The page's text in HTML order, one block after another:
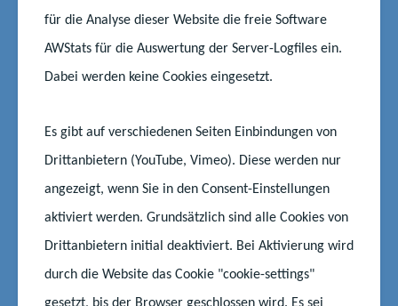
für die Analyse dieser Website die freie Software
AWStats für die Auswertung der Server-Logfiles ein.
Dabei werden keine Cookies eingesetzt.
Es gibt auf verschiedenen Seiten Einbindungen von
Drittanbietern (YouTube, Vimeo). Diese werden nur
angezeigt, wenn Sie in den Consent-Einstellungen
aktiviert werden. Grundsätzlich sind alle Cookies von
Drittanbietern initial deaktiviert. Bei Aktivierung wird
durch die Website das Cookie "cookie-settings"
gesetzt, bis der Browser geschlossen wird. Es sei
News 13.05.2025 #Schüler #Wettbewerb
Treffen junge Szene: Junge
Autorinnen und Autoren
Du schreibst gern Gedichte, Theaterstücke,
Kurzgeschichten, Slam Poetry oder experimentierst
mit Sprache? Und du willst deine Texte vor Publikum
dich sein. Du kannst bis zu fünf Textseiten oder zeh...